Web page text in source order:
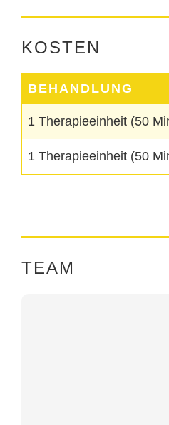
KOSTEN
BEHANDLUNG
1 Therapieeinheit (50
1 Therapieeinheit (50
TEAM